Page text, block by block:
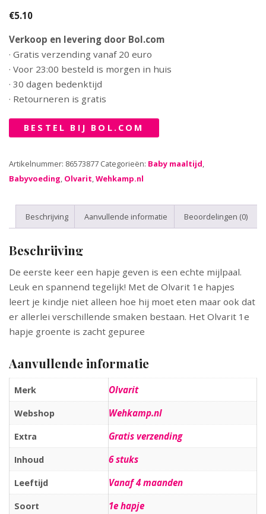
€5.10
Verkoop en levering door Bol.com
· Gratis verzending vanaf 20 euro
· Voor 23:00 besteld is morgen in huis
· 30 dagen bedenktijd
· Retourneren is gratis
BESTEL BIJ BOL.COM
Artikelnummer: 86573877 Categorieën: Baby maaltijd,
Babyvoeding, Olvarit,Wehkamp.nl
Beschrijving Aanvullende informatie Beoordelingen (0)
Beschrijving
De eerste keer een hapje geven is een echte mijlpaal.
Leuk en spannend tegelijk! Met de Olvarit 1e hapjes
leert je kindje niet alleen hoe hij moet eten maar ook dat
er allerlei verschillende smaken bestaan. Het Olvarit 1e
hapje groente is zacht gepuree
Aanvullende informatie
Merk Olvarit
Webshop Wehkamp.nl
Extra Gratis verzending
Inhoud 6 stuks
Leeftijd Vanaf 4 maanden
Soort 1e hapje